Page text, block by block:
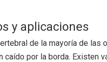
y aplicaciones
de la mayoría de
caído por la borda.